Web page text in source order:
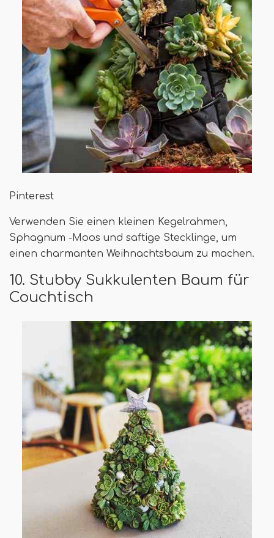
Pinterest
Verwenden Sie einen kleinen Kegelrahmen,
Sphagnum -Moos und saftige Stecklinge, um
einen charmanten Weihnachtsbaum zu machen.
10. Stubby Sukkulenten Baum für
Couchtisch